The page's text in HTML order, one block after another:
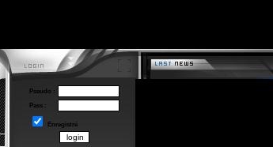
Pseudo :
Pass :
Enregistré